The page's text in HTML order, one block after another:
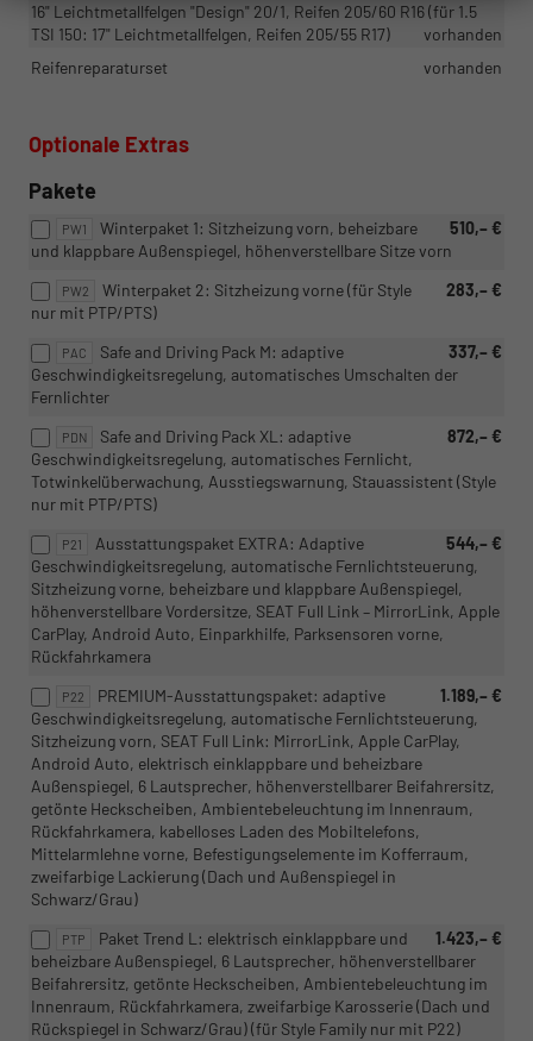
16" Leichtmetallfelgen "Design" 20/1, Reifen 205/60 R16 (für 1.5
TSI 150: 17" Leichtmetallfelgen, Reifen 205/55 R17)
vorhanden
Reifenreparaturset
vorhanden
Optionale Extras
Pakete
PW1 510,– €
Winterpaket 1: Sitzheizung vorn, beheizbare
und klappbare Außenspiegel, höhenverstellbare Sitze vorn
PW2 283,– €
Winterpaket 2: Sitzheizung vorne (für Style
nur mit PTP/PTS)
PAC 337,– €
Safe and Driving Pack M: adaptive
Geschwindigkeitsregelung, automatisches Umschalten der
Fernlichter
PDN 872,– €
Safe and Driving Pack XL: adaptive
Geschwindigkeitsregelung, automatisches Fernlicht,
Totwinkelüberwachung, Ausstiegswarnung, Stauassistent (Style
nur mit PTP/PTS)
P21 544,– €
Ausstattungspaket EXTRA: Adaptive
Geschwindigkeitsregelung, automatische Fernlichtsteuerung,
Sitzheizung vorne, beheizbare und klappbare Außenspiegel,
höhenverstellbare Vordersitze, SEAT Full Link – MirrorLink, Apple
CarPlay, Android Auto, Einparkhilfe, Parksensoren vorne,
Rückfahrkamera
P22 1.189,– €
PREMIUM-Ausstattungspaket: adaptive
Geschwindigkeitsregelung, automatische Fernlichtsteuerung,
Sitzheizung vorn, SEAT Full Link: MirrorLink, Apple CarPlay,
Android Auto, elektrisch einklappbare und beheizbare
Außenspiegel, 6 Lautsprecher, höhenverstellbarer Beifahrersitz,
getönte Heckscheiben, Ambientebeleuchtung im Innenraum,
Rückfahrkamera, kabelloses Laden des Mobiltelefons,
Mittelarmlehne vorne, Befestigungselemente im Kofferraum,
zweifarbige Lackierung (Dach und Außenspiegel in
Schwarz/Grau)
PTP 1.423,– €
Paket Trend L: elektrisch einklappbare und
beheizbare Außenspiegel, 6 Lautsprecher, höhenverstellbarer
Beifahrersitz, getönte Heckscheiben, Ambientebeleuchtung im
Innenraum, Rückfahrkamera, zweifarbige Karosserie (Dach und
Rückspiegel in Schwarz/Grau) (für Style Family nur mit P22)